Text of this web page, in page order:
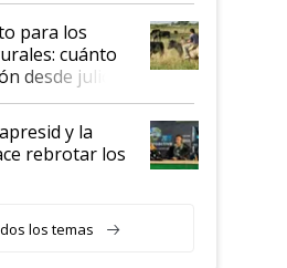
para los
cuánto
desde julio
y la
rebrotar los
los temas